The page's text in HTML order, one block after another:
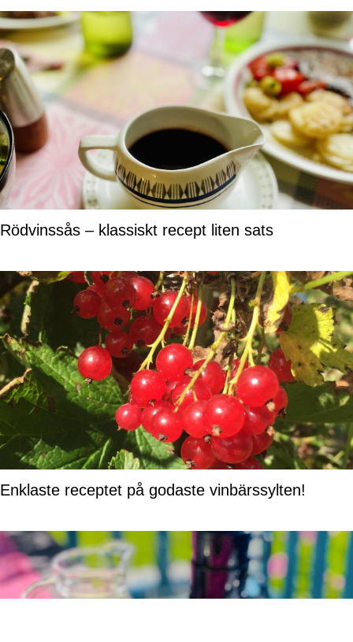
Rödvinssås – klassiskt recept liten sats
Enklaste receptet på godaste vinbärssylten!